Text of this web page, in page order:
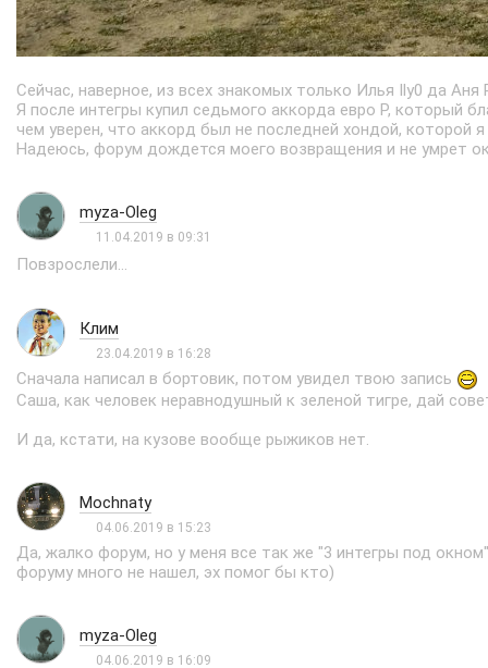
Сейчас, наверное, из всех знакомых только Илья Ily0 да
Я после интегры купил седьмого аккорда евро Р, который
чем уверен, что аккорд был не последней хондой, которой
Надеюсь, форум дождется моего возвращения и не умрет
myza-Oleg
11.04.2019 в 09:31
Повзрослели...
Клим
23.04.2019 в 16:28
Сначала написал в бортовик, потом увидел твою запись
Саша, как человек неравнодушный к зеленой тигре, дай
И да, кстати, на кузове вообще рыжиков нет.
Mochnaty
04.06.2019 в 15:23
Да, жалко форум, но у меня все так же "3 интегры под
форуму много не нашел, эх помог бы кто)
myza-Oleg
04.06.2019 в 16:09